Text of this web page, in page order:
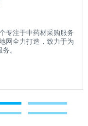
专注于中药材采购服务
网全力打造，致力于为
。